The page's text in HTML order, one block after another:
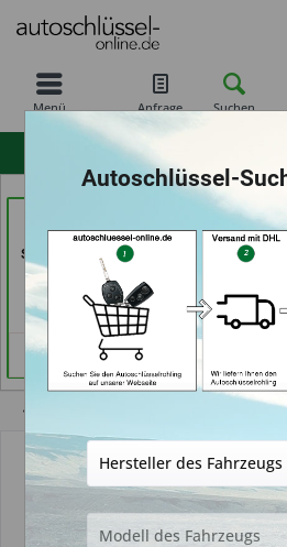
Menü Anfrage Suchen
Schlüsseldienst Bernd
Schutte im Kaufpark (in
Göttingen)
Händlerprofil
Autoschlüsselgehäuse
Autoschlüssel-